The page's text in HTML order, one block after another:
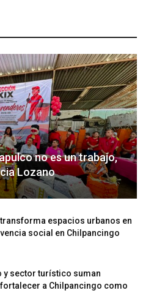
no es un trabajo,
Lozano
espacios urbanos en
social en Chilpancingo
y sector turístico suman
a Chilpancingo como